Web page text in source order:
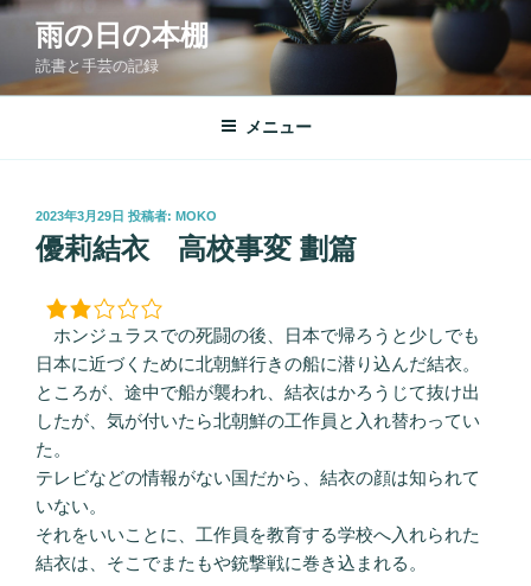
コ
ン
へ
雨の日の本棚
読書と手芸の記録
メニュー
投
稿
日:
2023年3月29日 投稿者: MOKO
優莉結衣 高校事変 劃篇
ホンジュラスでの死闘の後、日本で帰ろうと少しでも
日本に近づくために北朝鮮行きの船に潜り込んだ結衣。
ところが、途中で船が襲われ、結衣はかろうじて抜け出
したが、気が付いたら北朝鮮の工作員と入れ替わってい
た。
テレビなどの情報がない国だから、結衣の顔は知られて
いない。
それをいいことに、工作員を教育する学校へ入れられた
結衣は、そこでまたもや銃撃戦に巻き込まれる。